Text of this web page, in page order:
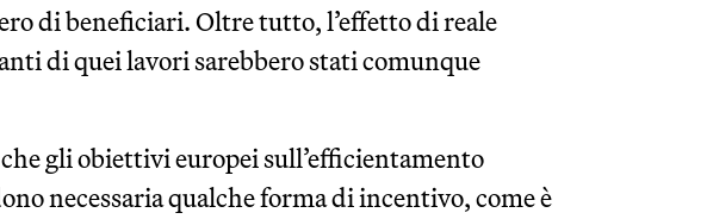
di beneficiari. Oltre tutto, l’effetto di reale
di quei lavori sarebbero stati comunque
gli obiettivi europei sull’efficientamento
necessaria qualche forma di incentivo, come è